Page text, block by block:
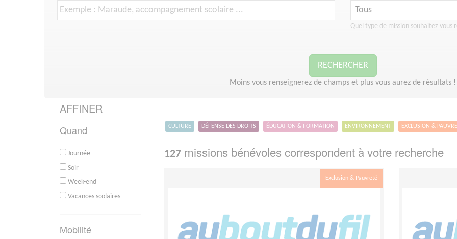
Quel type de mission souhaitez vous
RECHERCHER
Moins vous renseignerez de champs et plus vous aurez de résultats !
AFFINER
Quand
Journée
Soir
Week-end
Vacances scolaires
Mobilité
CULTURE DÉFENSE DES DROITS ÉDUCATION & FORMATION ENVIRONNEMENT EXCLUSION &
127 missions bénévoles correspondent à votre recherche
Exclusion & Pauvreté